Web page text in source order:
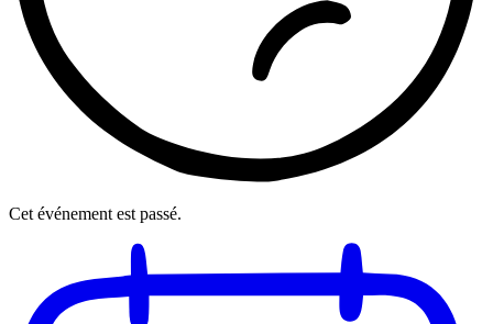
Cet événement est passé.